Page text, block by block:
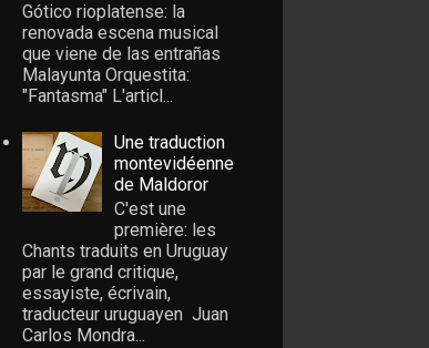
Gótico rioplatense: la
renovada escena musical
que viene de las entrañas
Malayunta Orquestita:
"Fantasma" L'articl...
Une traduction
montevidéenne
de Maldoror
C'est une
première: les
Chants traduits en Uruguay
par le grand critique,
essayiste, écrivain,
traducteur uruguayen Juan
Carlos Mondra...